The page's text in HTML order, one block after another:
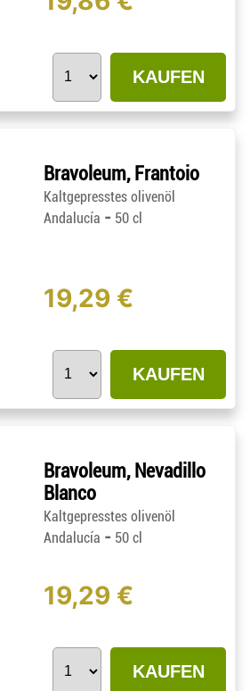
KAUFEN
Bravoleum, Frantoio
Kaltgepresstes olivenöl
Andalucía - 50 cl
19,29 €
KAUFEN
Bravoleum, Nevadillo
Blanco
Kaltgepresstes olivenöl
Andalucía - 50 cl
19,29 €
KAUFEN